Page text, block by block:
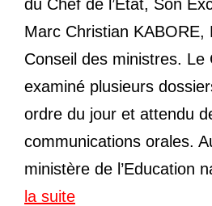
du Chef de l’Etat, Son
Marc Christian KABORE,
Conseil des ministres. Le
examiné plusieurs
ordre du jour et attendu
communications orales.
ministère de l’Education
la suite